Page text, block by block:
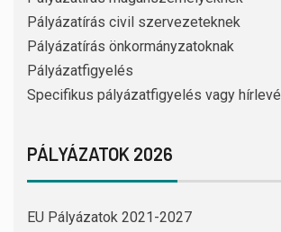
Pályázatírás civil szervezeteknek
Pályázatírás önkormányzatoknak
Pályázatfigyelés
Specifikus pályázatfigyelés vagy hírlevél
PÁLYÁZATOK 2026
EU Pályázatok 2021-2027